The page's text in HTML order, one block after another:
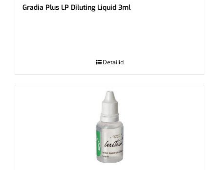
Gradia Plus LP Diluting Liquid 3ml
Detailid